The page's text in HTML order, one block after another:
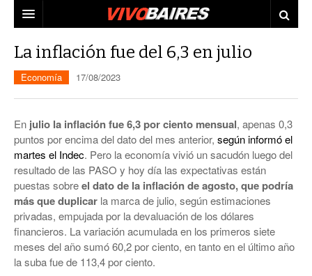
PAÍS
CONURBANO
ELECCIONES
ECONOMÍA
JUDICIALES
AGENDA
PERSONAJES
MUNDO
ELLAS
TECNO
VIDEOS
La inflación fue del 6,3 en julio
Economía 17/08/2023
En julio la inflación fue 6,3 por ciento mensual, apenas 0,3
puntos por encima del dato del mes anterior, según informó el
martes el Indec. Pero la economía vivió un sacudón luego del
resultado de las PASO y hoy día las expectativas están
puestas sobreel dato de la inflación de agosto, que podría
más que duplicar la marca de julio, según estimaciones
privadas, empujada por la devaluación de los dólares
financieros. La variación acumulada en los primeros siete
meses del año sumó 60,2 por ciento, en tanto en el último año
la suba fue de 113,4 por ciento.